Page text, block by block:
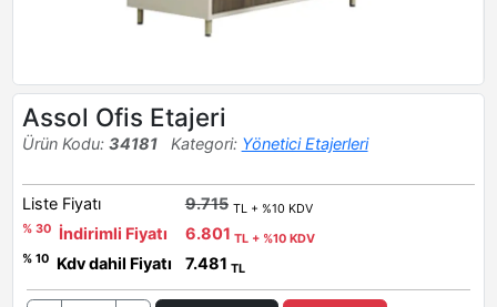
Assol Ofis Etajeri
Ürün Kodu: 34181 Kategori: Yönetici Etajerleri
Liste Fiyatı 9.715 TL + %10 KDV
% 30
İndirimli Fiyatı 6.801 TL + %10 KDV
% 10
Kdv dahil Fiyatı 7.481 TL